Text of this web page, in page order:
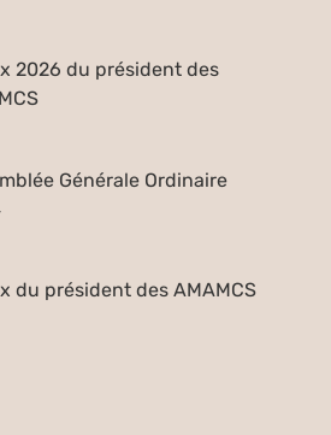
2026 du président des
Générale Ordinaire
du président des AMAMCS